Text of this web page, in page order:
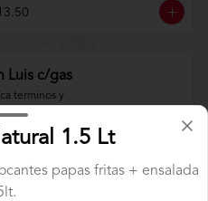
Luis c/gas
terminos y
1.5 Lt
papas fritas + ensalada